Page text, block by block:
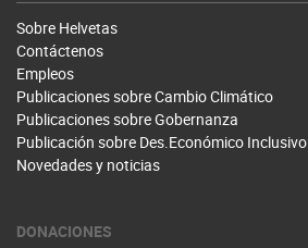
Sobre Helvetas
Contáctenos
Empleos
Publicaciones sobre Cambio Climático
Publicaciones sobre Gobernanza
Publicación sobre Des.Económico Inclusivo
Novedades y noticias
DONACIONES